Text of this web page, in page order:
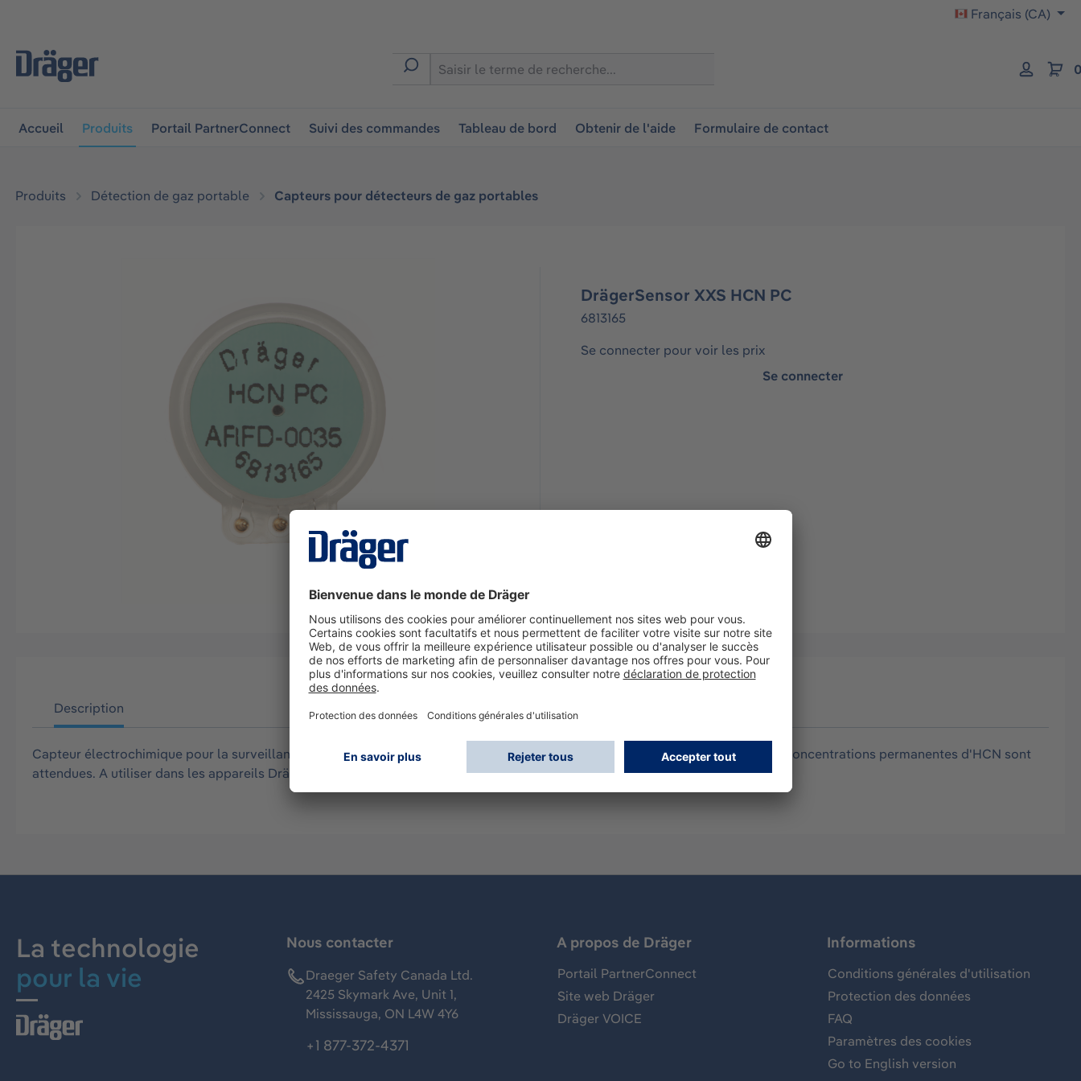
Français (CA)
Accueil Produits Portail PartnerConnect Suivi des commandes Tableau de bord Obtenir de l'aide Formulaire de contact
Produits Détection de gaz portable Capteurs pour détecteurs de gaz portables
DrägerSensor XXS HCN PC
6813165
Se connecter pour voir les prix
Se connecter
Description
Capteur électrochimique pour la surveillance de la concentration de cyanure d'hydrogène dans l'air environnant lorsque des concentrations permanentes d'HCN sont
attendues. A utiliser dans les appareils Dräger X-am 5000, 5600, 8000. Plage de mesure : 0 - 50 ppm HCN Garantie : 12 mois
La technologie
pour la vie
Nous contacter
Draeger Safety Canada Ltd.
2425 Skymark Ave, Unit 1,
Mississauga, ON L4W 4Y6
+1 877-372-4371
A propos de Dräger
Portail PartnerConnect
Site web Dräger
Dräger VOICE
Informations
Conditions générales d'utilisation
Protection des données
FAQ
Paramètres des cookies
Go to English version